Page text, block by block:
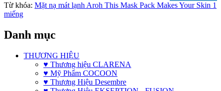
Từ khóa: Mặt nạ mát lạnh Aroh This Mask Pack Makes Your Skin 1
miếng
Danh mục
THƯƠNG HIỆU
♥ Thương hiệu CLARENA
♥ Mỹ Phẩm COCOON
♥ Thương Hiệu Desembre